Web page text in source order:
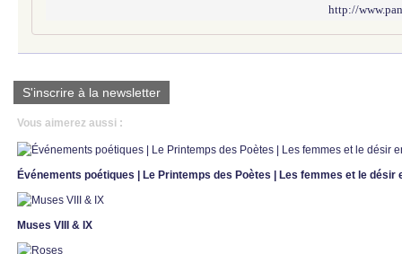
http://
S'inscrire à la newsletter
Vous aimerez aussi :
Événements poétiques | Le Printemps des Poètes | Les femmes et le désir
Muses VIII & IX